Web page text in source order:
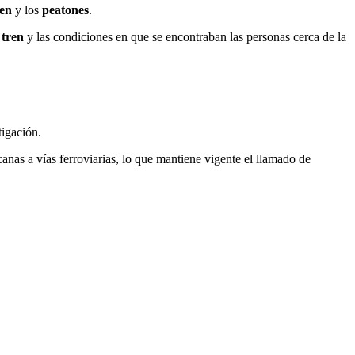
y los peatones.
tren y las condiciones en que se encontraban las personas cerca de la
a vías ferroviarias, lo que mantiene vigente el llamado de